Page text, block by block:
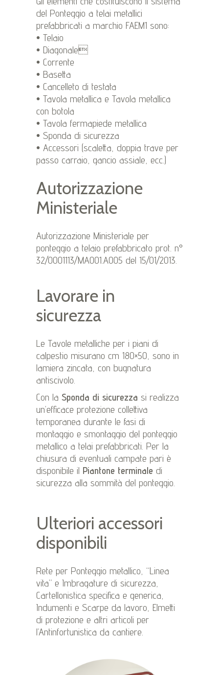
del Ponteggio a telai metallici
prefabbricati a marchio FAEM1 sono:
• Telaio
• Diagonale
• Corrente
• Basetta
• Cancelleto di testata
• Tavola metallica e Tavola metallica
con botola
• Tavola fermapiede metallica
• Sponda di sicurezza
• Accessori (scaletta, doppia trave per
passo carraio, gancio assiale, ecc.)
Autorizzazione
Ministeriale
Autorizzazione Ministeriale per
ponteggio a telaio prefabbricato prot. n°
32/0001113/MA001.A005 del 15/01/2013.
Lavorare in
sicurezza
Le Tavole metalliche per i piani di
calpestio misurano cm 180×50, sono in
lamiera zincata, con bugnatura
antiscivolo.
Con la Sponda di sicurezza si realizza
un’efficace protezione collettiva
temporanea durante le fasi di
montaggio e smontaggio del ponteggio
metallico a telai prefabbricati. Per la
chiusura di eventuali campate pari è
disponibile il Piantone terminale di
sicurezza alla sommità del ponteggio.
Ulteriori accessori
disponibili
Rete per Ponteggio metallico, “Linea
vita” e Imbragature di sicurezza,
Cartellonistica specifica e generica,
Indumenti e Scarpe da lavoro, Elmetti
di protezione e altri articoli per
l’Antinfortunistica da cantiere.